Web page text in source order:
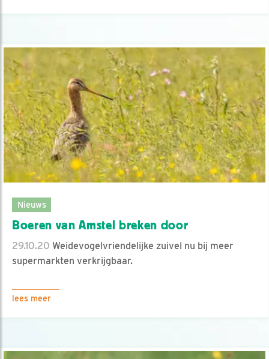
Nieuws
Boeren van Amstel breken door
29.10.20 Weidevogelvriendelijke zuivel nu bij meer
supermarkten verkrijgbaar.
lees meer